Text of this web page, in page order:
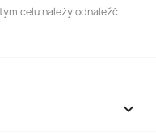
celu należy odnaleźć
